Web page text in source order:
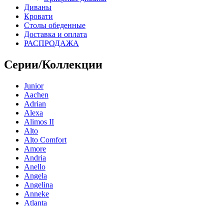
Диваны
Кровати
Столы обеденные
Доставка и оплата
РАСПРОДАЖА
Серии/Коллекции
Junior
Aachen
Adrian
Alexa
Alimos II
Alto
Alto Comfort
Amore
Andria
Anello
Angela
Angelina
Anneke
Atlanta